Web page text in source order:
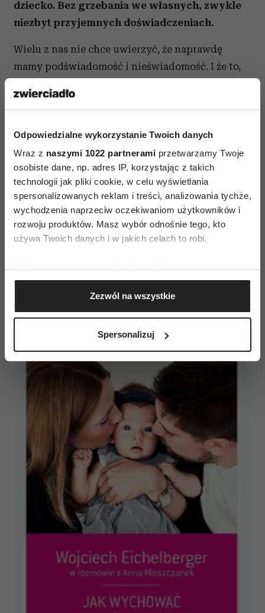
Odpowiedzialne wykorzystanie Twoich danych
Wraz z naszymi 1022 partnerami przetwarzamy Twoje
osobiste dane, np. adres IP, korzystając z takich
technologii jak pliki cookie, w celu wyświetlania
spersonalizowanych reklam i treści, analizowania tychże,
wychodzenia naprzeciw oczekiwaniom użytkowników i
rozwoju produktów. Masz wybór odnośnie tego, kto
używa Twoich danych i w jakich celach to robi.
Gromadzić dane dotyczące Twojej lokalizacji
geograficznej z dokładnością nawet do kilku metrów
Identyfikować Twoje urządzenie, aktywnie
(fingerprinting, czyli wirtualny odcisk palca)
dane są przetwarzane oraz ustaw własne preferencje w
. W Deklaracji plików cookie możesz
zmienić lub wycofać swoją zgodę w dowolnej chwili.
Wykorzystujemy pliki cookie do spersonalizowania treści
i reklam, aby oferować funkcje społecznościowe i
analizować ruch w naszej witrynie. Informacje o tym, jak
korzystasz z naszej witryny, udostępniamy partnerom
społecznościowym, reklamowym i analitycznym.
Partnerzy mogą połączyć te informacje z innymi danymi
otrzymanymi od Ciebie lub uzyskanymi podczas
korzystania z ich usług.
Zezwól na wszystkie
Spersonalizuj
dziecko. Bez grzebania we własnych, zwykle
niezbyt przyjemnych doświadczeniach.
Wielu z nas nie chce uwierzyć, że naprawdę
mamy podświadomość i nieświadomość. I że to,
jest tylko czubkiem góry lodowej. Nie chcemy
pola własnej świadomości - tak, by obszary
podświadome i nieświadome były uświadamiane,
włączane w obręb tego, co możemy zrozumieć -
naszym życiem kierują z ukrycia siły zupełnie
nam nieznane. Dlatego tak ważne jest
przypomnienie sobie i włączenie w obręb
naszego dorosłego doświadczenia tego, co
próbowaliśmy - często skutecznie - zapomnieć.